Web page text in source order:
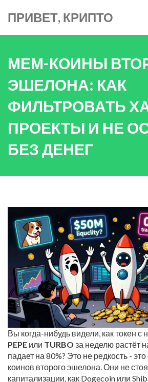
ПРИВЕТ, КРИПТО
МЕМ-КОИНЫ
ЭШЕЛОНА: КАК
ФИЛЬТРОВАТЬ
ПРОЕКТЫ И НЕ
БЕЗ ДЕНЕГ
Вы когда-нибудь видели, как токен с
PEPE или TURBO за неделю растёт
падает на 80%? Это не редкость -
коинов второго эшелона. Они не
капитализации, как Dogecoin или